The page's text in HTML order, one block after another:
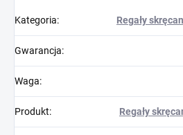
Kategoria: Regały
Gwarancja:
Waga:
Produkt: Regały